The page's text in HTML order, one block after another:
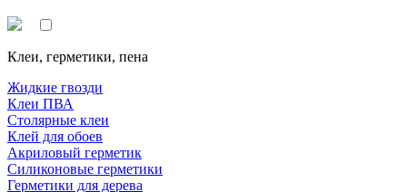
Клеи, герметики, пена
Жидкие гвозди
Клеи ПВА
Столярные клеи
Клей для обоев
Акриловый герметик
Силиконовые герметики
Герметики для дерева